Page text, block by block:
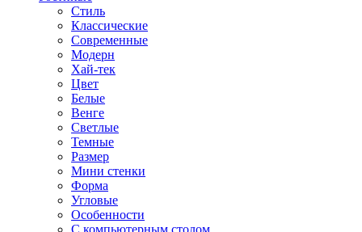
Стиль
Классические
Современные
Модерн
Хай-тек
Цвет
Белые
Венге
Светлые
Темные
Размер
Мини стенки
Форма
Угловые
Особенности
С компьютерным столом